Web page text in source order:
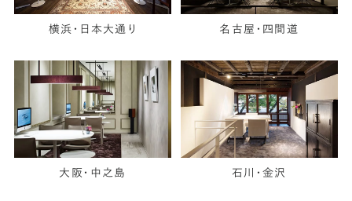
横浜・日本大通り 名古屋・四間道
大阪・中之島 石川・金沢